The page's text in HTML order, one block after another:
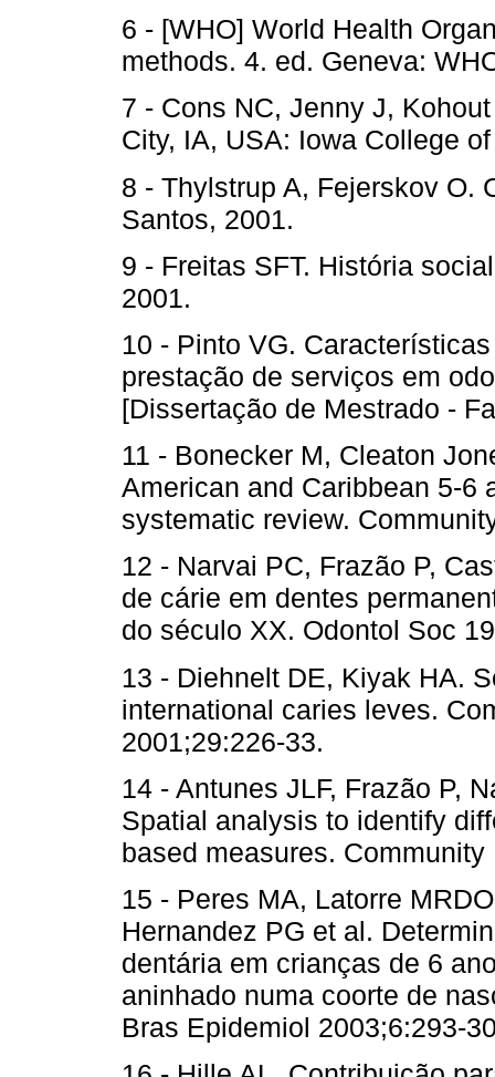
6 - [WHO] World Health
methods. 4. ed. Geneva:
7 - Cons NC, Jenny J,
City, IA, USA: Iowa College
8 - Thylstrup A, Fejerskov O.
Santos, 2001.
9 - Freitas SFT. História
2001.
10 - Pinto VG.
prestação de serviços em
[Dissertação de Mestrado -
11 - Bonecker M, Cleaton
American and Caribbean 5-6
systematic review.
12 - Narvai PC, Frazão P,
de cárie em dentes
do século XX. Odontol Soc
13 - Diehnelt DE, Kiyak HA.
international caries leves.
2001;29:226-33.
14 - Antunes JLF, Frazão P,
Spatial analysis to identify
based measures.
15 - Peres MA, Latorre
Hernandez PG et al.
dentária em crianças de 6
aninhado numa coorte de
Bras Epidemiol 2003;6:293-